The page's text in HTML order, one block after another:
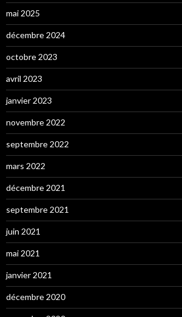
mai 2025
décembre 2024
octobre 2023
avril 2023
janvier 2023
novembre 2022
septembre 2022
mars 2022
décembre 2021
septembre 2021
juin 2021
mai 2021
janvier 2021
décembre 2020